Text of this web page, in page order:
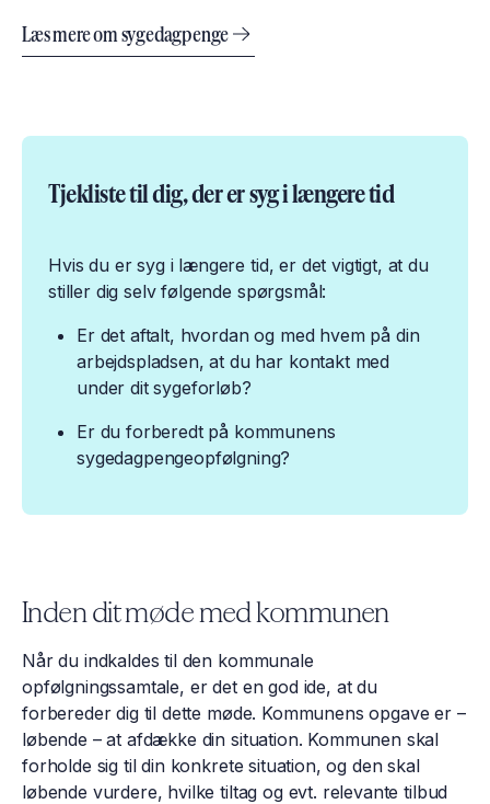
Læs mere om sygedagpenge
​​​Tjekliste til dig, der er syg i længere tid
Hvis du er syg i længere tid, er det vigtigt, at du
stiller dig selv følgende spørgsmål:
Er det aftalt, hvordan og med hvem på din
arbejdspladsen, at du har kontakt med
under dit sygeforløb?
Er du forberedt på kommunens
sygedagpengeopfølgning?
Inden dit møde med kommunen
Når du indkaldes til den kommunale
opfølgningssamtale, er det en god ide, at du
forbereder dig til dette møde. Kommunens opgave er –
løbende – at afdække din situation. Kommunen skal
forholde sig til din konkrete situation, og den skal
løbende vurdere, hvilke tiltag og evt. relevante tilbud